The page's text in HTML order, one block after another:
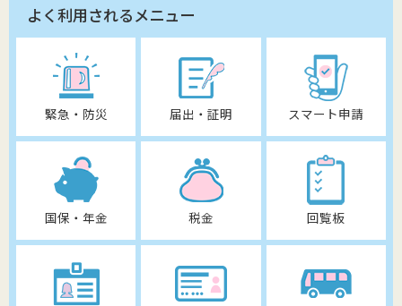
よく利用されるメニュー
緊急・防災 届出・証明 スマート申請
国保・年金 税金 回覧板